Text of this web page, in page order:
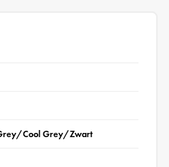
Cool Grey/Zwart